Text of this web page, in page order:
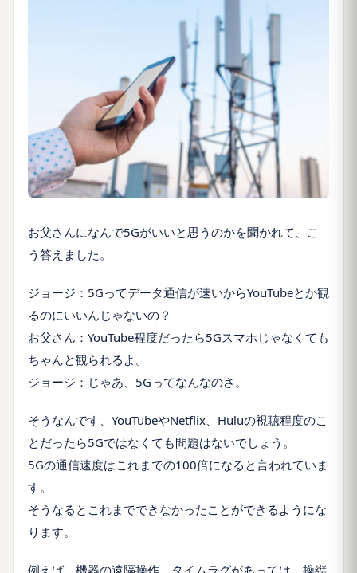
お父さんになんで5Gがいいと思うのかを聞かれて、こ
う答えました。
ジョージ：5Gってデータ通信が速いからYouTubeとか観
るのにいいんじゃないの？
お父さん：YouTube程度だったら5Gスマホじゃなくても
ちゃんと観られるよ。
ジョージ：じゃあ、5Gってなんなのさ。
そうなんです、YouTubeやNetflix、Huluの視聴程度のこ
とだったら5Gではなくても問題はないでしょう。
5Gの通信速度はこれまでの100倍になると言われていま
す。
そうなるとこれまでできなかったことができるようにな
ります。
例えば、機器の遠隔操作。タイムラグがあっては、操縦